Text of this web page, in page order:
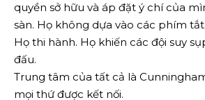
quyền sở hữu và áp đặt ý chí của
sàn. Họ không dựa vào các phím
Họ thi hành. Họ khiến các đội suy
đấu.
Trung tâm của tất cả là
mọi thứ được kết nối.